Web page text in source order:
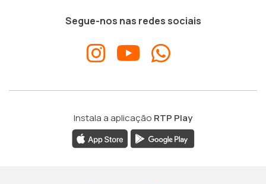
Segue-nos nas redes sociais
Instala a aplicação RTP Play